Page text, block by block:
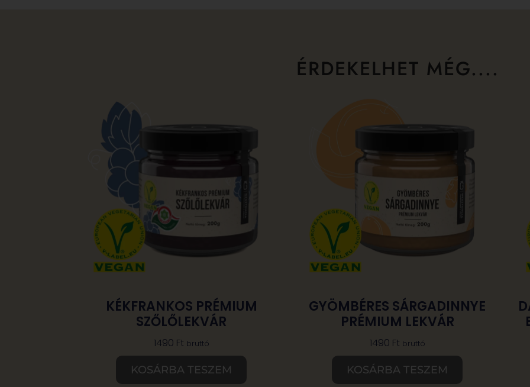
ÉRDEKELHET MÉG....
KÉKFRANKOS PRÉMIUM
SZŐLŐLEKVÁR
1490 Ft bruttó
KOSÁRBA TESZEM
GYÖMBÉRES SÁRGADINNYE
PRÉMIUM LEKVÁR
1490 Ft bruttó
KOSÁRBA TESZEM